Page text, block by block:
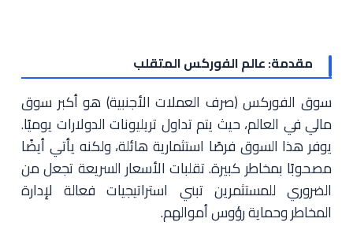
مقدمة: عالم الفوركس المتقلب
سوق الفوركس (صرف العملات الأجنبية) هو أكبر سوق
مالي في العالم، حيث يتم تداول تريليونات الدولارات يوميًا.
يوفر هذا السوق فرصًا استثمارية هائلة، ولكنه يأتي أيضًا
مصحوبًا بمخاطر كبيرة. تقلبات الأسعار السريعة تجعل من
الضروري للمستثمرين تبني استراتيجيات فعالة لإدارة
المخاطر وحماية رؤوس أموالهم.